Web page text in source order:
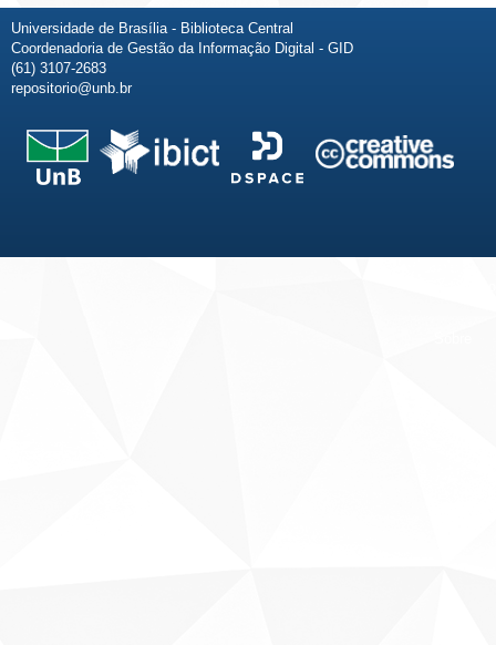
Universidade de Brasília - Biblioteca Central
Coordenadoria de Gestão da Informação Digital - GID
(61) 3107-2683
repositorio@unb.br